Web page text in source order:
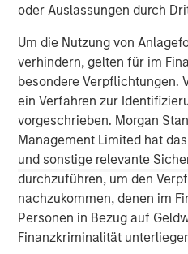
oder Auslassungen durch
Um die Nutzung von
verhindern, gelten für im
besondere Verpflichtungen.
ein Verfahren zur
vorgeschrieben. Morgan
Management Limited hat
und sonstige relevante
durchzuführen, um den
nachzukommen, denen im
Personen in Bezug auf
Finanzkriminalität
Morgan Stanley Private
makes private equity and
global basis. Morgan
Morgan Stanley’s vast
global franchise and
corporates, management
to source attractive
funds. Morgan Stanley’s
date back to 1985 with the
Partners private equity funds.
Private Equity and its
nearly $6.5 billion of equity